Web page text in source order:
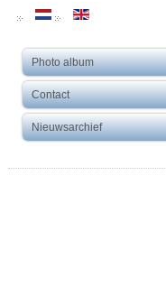
Photo album
Contact
Nieuwsarchief